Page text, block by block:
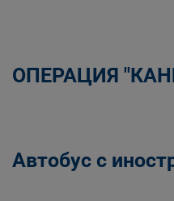
ОПЕРАЦИЯ
Автобус с